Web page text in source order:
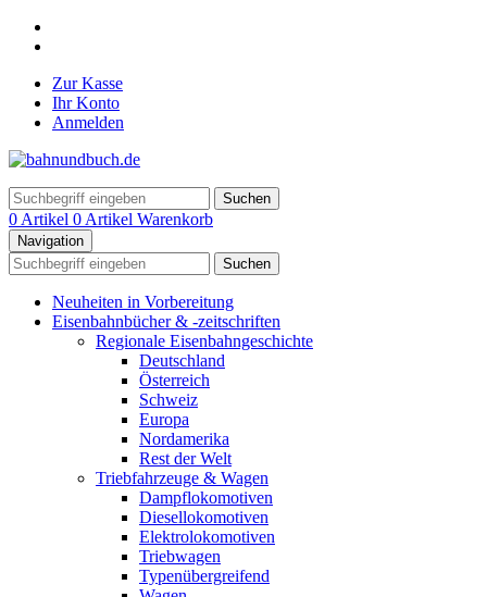
Zur Kasse
Ihr Konto
Anmelden
Suchen
0 Artikel 0 Artikel Warenkorb
Navigation
Suchen
Neuheiten in Vorbereitung
Eisenbahnbücher & -zeitschriften
Regionale Eisenbahngeschichte
Deutschland
Österreich
Schweiz
Europa
Nordamerika
Rest der Welt
Triebfahrzeuge & Wagen
Dampflokomotiven
Diesellokomotiven
Elektrolokomotiven
Triebwagen
Typenübergreifend